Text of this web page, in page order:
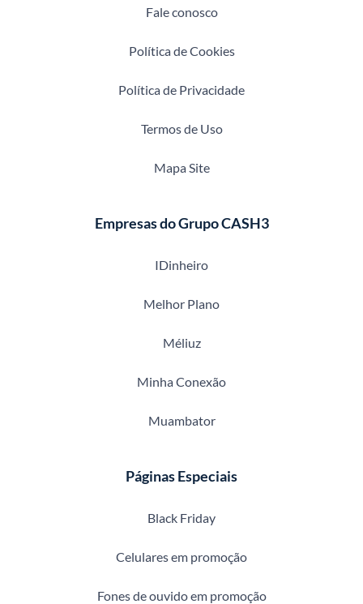
Fale conosco
Política de Cookies
Política de Privacidade
Termos de Uso
Mapa Site
Empresas do Grupo CASH3
IDinheiro
Melhor Plano
Méliuz
Minha Conexão
Muambator
Páginas Especiais
Black Friday
Celulares em promoção
Fones de ouvido em promoção